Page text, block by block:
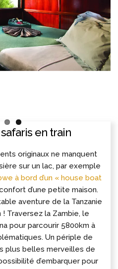
en train
originaux ne manquent
sur un lac, par exemple
à bord d’un « house boat
d’une petite maison.
aventure de la Tanzanie
! Traversez la Zambie, le
pour parcourir 5800km à
Un périple de
plus belles merveilles de
d’embarquer pour